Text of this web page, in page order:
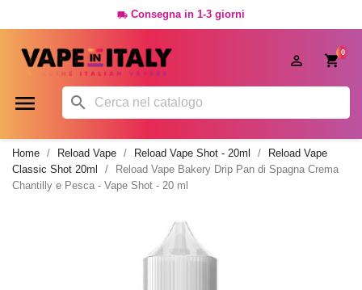
 Consegna in 1-3 giorni
0

 
Home Reload Vape Reload Vape Shot - 20ml
Reload Vape
Classic Shot 20ml
Reload Vape Bakery Drip Pan di Spagna Crema
Chantilly e Pesca - Vape Shot - 20 ml